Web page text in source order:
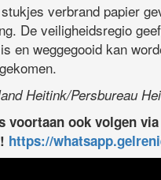
verbrand papier
De veiligheidsregio
en weggegooid kan
Heitink/Persbureau
voortaan ook volgen via
https://